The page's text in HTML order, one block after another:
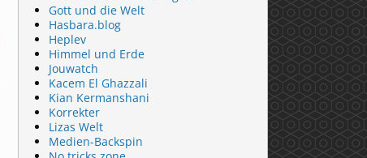
Gott und die Welt
Hasbara.blog
Heplev
Himmel und Erde
Jouwatch
Kacem El Ghazzali
Kian Kermanshani
Korrekter
Lizas Welt
Medien-Backspin